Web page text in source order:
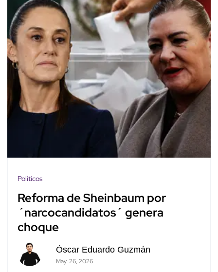
Políticos
Reforma de Sheinbaum por
´narcocandidatos´ genera
choque
Óscar Eduardo Guzmán
May. 26, 2026